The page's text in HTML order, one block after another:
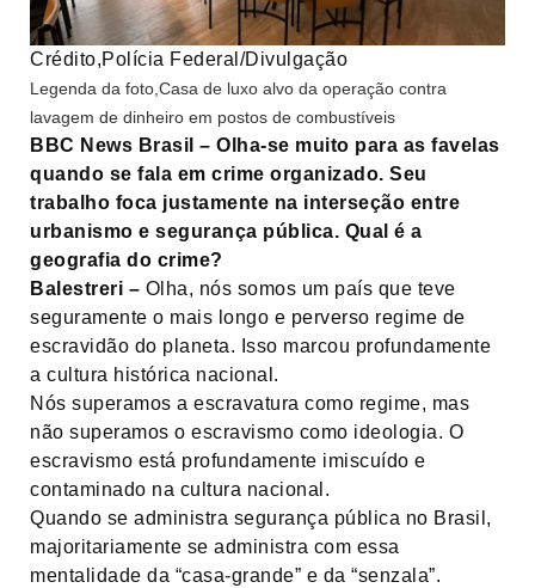
Crédito,Polícia Federal/Divulgação
Legenda da foto,Casa de luxo alvo da operação contra
lavagem de dinheiro em postos de combustíveis
BBC News Brasil – Olha-se muito para as favelas
quando se fala em crime organizado. Seu
trabalho foca justamente na interseção entre
urbanismo e segurança pública. Qual é a
geografia do crime?
Balestreri – Olha, nós somos um país que teve
seguramente o mais longo e perverso regime de
escravidão do planeta. Isso marcou profundamente
a cultura histórica nacional.
Nós superamos a escravatura como regime, mas
não superamos o escravismo como ideologia. O
escravismo está profundamente imiscuído e
contaminado na cultura nacional.
Quando se administra segurança pública no Brasil,
majoritariamente se administra com essa
mentalidade da “casa-grande” e da “senzala”.